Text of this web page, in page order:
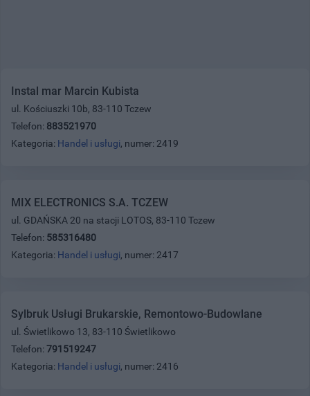
Instal mar Marcin Kubista
ul. Kościuszki 10b, 83-110 Tczew
Telefon: 883521970
Kategoria: Handel i usługi, numer: 2419
MIX ELECTRONICS S.A. TCZEW
ul. GDAŃSKA 20 na stacji LOTOS, 83-110 Tczew
Telefon: 585316480
Kategoria: Handel i usługi, numer: 2417
Sylbruk Usługi Brukarskie, Remontowo-Budowlane
ul. Świetlikowo 13, 83-110 Świetlikowo
Telefon: 791519247
Kategoria: Handel i usługi, numer: 2416